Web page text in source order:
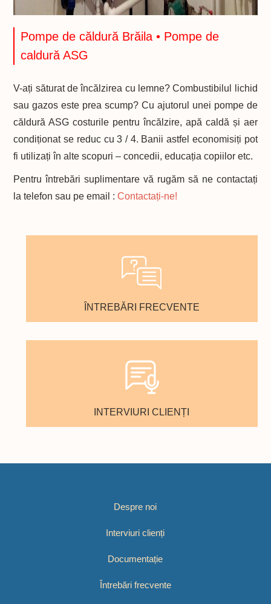
Pompe de căldură Brăila • Pompe de
caldură ASG
V-ați săturat de încălzirea cu lemne? Combustibilul lichid
sau gazos este prea scump? Cu ajutorul unei pompe de
căldură ASG costurile pentru încălzire, apă caldă și aer
condiționat se reduc cu 3 / 4. Banii astfel economisiți pot
fi utilizați în alte scopuri – concedii, educația copiilor etc.
Pentru întrebări suplimentare vă rugăm să ne contactați
la telefon sau pe email :Contactați-ne!
ÎNTREBĂRI FRECVENTE
INTERVIURI CLIENȚI
Despre noi
Interviuri clienți
Documentație
Întrebări frecvente